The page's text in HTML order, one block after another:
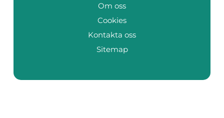
Om oss
Cookies
Kontakta oss
Sitemap